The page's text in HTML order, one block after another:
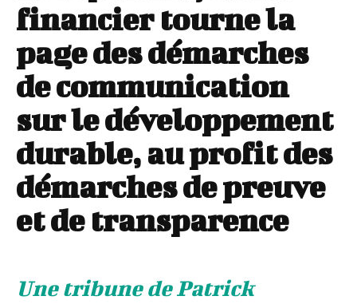
financier tourne la
page des démarches
de communication
sur le développement
durable, au profit des
démarches de preuve
et de transparence
Une tribune de Patrick